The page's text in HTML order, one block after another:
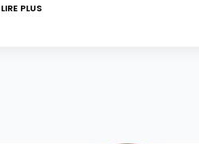
LIRE PLUS